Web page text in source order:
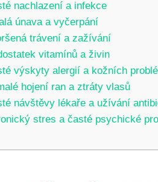
nachlazení a infekce
únava a vyčerpání
trávení a zažívání
vitamínů a živin
výskyty alergií a kožních
hojení ran a ztráty vlasů
návštěvy lékaře a užívání
stres a časté psychické